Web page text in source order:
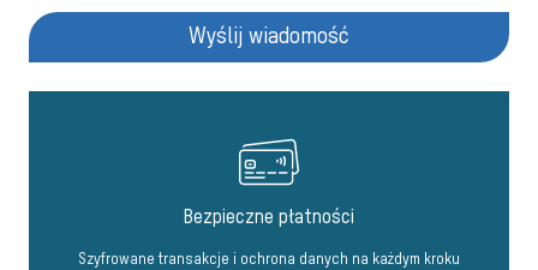
Wyślij wiadomość
Bezpieczne płatności
Szyfrowane transakcje i ochrona danych na każdym kroku